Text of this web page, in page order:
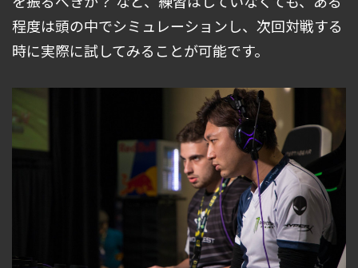
程度は頭の中でシミュレーションし、次回対戦する
時に実際に試してみることが可能です。